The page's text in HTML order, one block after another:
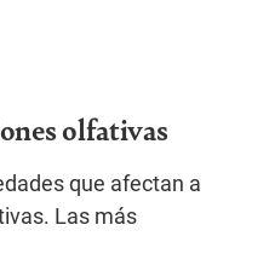
olfativas
que afectan a
Las más